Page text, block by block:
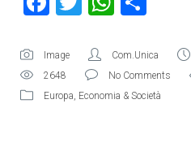
Image Com.Unica
2648
No Comments
Europa, Economia & Società